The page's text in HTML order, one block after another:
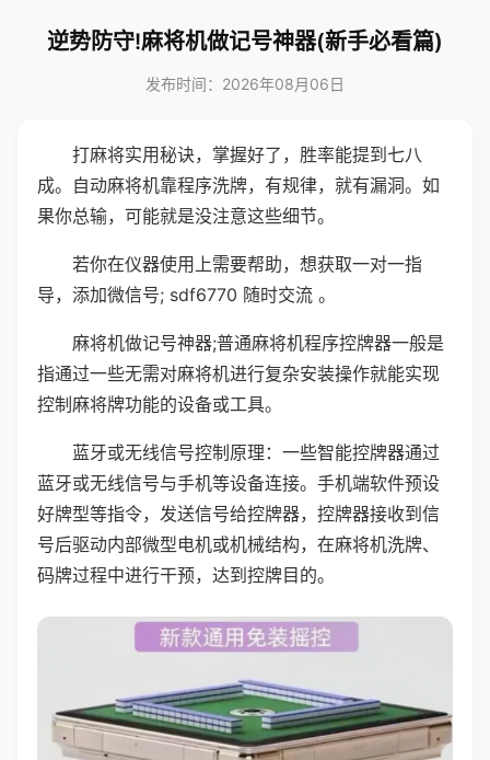
逆势防守!麻将机做记号神器(新手必看篇)
发布时间：2026年08月06日
打麻将实用秘诀，掌握好了，胜率能提到七八
成。自动麻将机靠程序洗牌，有规律，就有漏洞。如
果你总输，可能就是没注意这些细节。
若你在仪器使用上需要帮助，想获取一对一指
导，添加微信号; sdf6770 随时交流 。
麻将机做记号神器;普通麻将机程序控牌器一般是
指通过一些无需对麻将机进行复杂安装操作就能实现
控制麻将牌功能的设备或工具。
蓝牙或无线信号控制原理：一些智能控牌器通过
蓝牙或无线信号与手机等设备连接。手机端软件预设
好牌型等指令，发送信号给控牌器，控牌器接收到信
号后驱动内部微型电机或机械结构，在麻将机洗牌、
码牌过程中进行干预，达到控牌目的。